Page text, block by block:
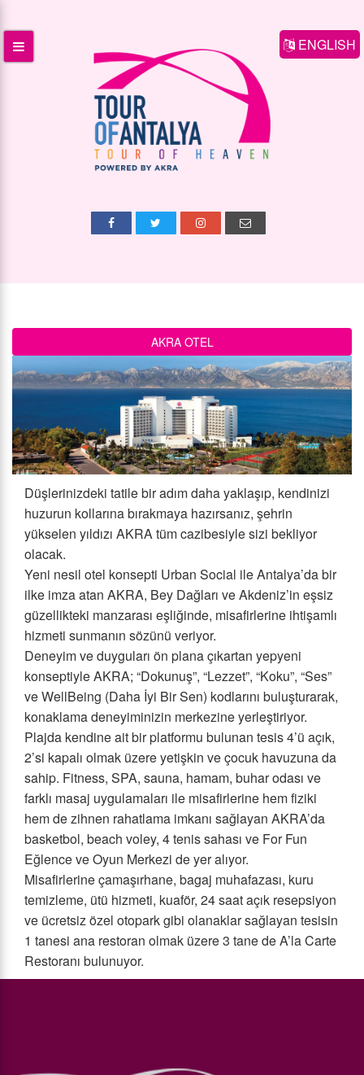
ENGLISH
AKRA OTEL
Düşlerinizdeki tatile bir adım daha yaklaşıp, kendinizi
huzurun kollarına bırakmaya hazırsanız, şehrin
yükselen yıldızı AKRA tüm cazibesiyle sizi bekliyor
olacak.
Yeni nesil otel konsepti Urban Social ile Antalya’da bir
ilke imza atan AKRA, Bey Dağları ve Akdeniz’in eşsiz
güzellikteki manzarası eşliğinde, misafirlerine ihtişamlı
hizmeti sunmanın sözünü veriyor.
Deneyim ve duyguları ön plana çıkartan yepyeni
konseptiyle AKRA; “Dokunuş”, “Lezzet”, “Koku”, “Ses”
ve WellBeing (Daha İyi Bir Sen) kodlarını buluşturarak,
konaklama deneyiminizin merkezine yerleştiriyor.
Plajda kendine ait bir platformu bulunan tesis 4’ü açık,
2’si kapalı olmak üzere yetişkin ve çocuk havuzuna da
sahip. Fitness, SPA, sauna, hamam, buhar odası ve
farklı masaj uygulamaları ile misafirlerine hem fiziki
hem de zihnen rahatlama imkanı sağlayan AKRA’da
basketbol, beach voley, 4 tenis sahası ve For Fun
Eğlence ve Oyun Merkezi de yer alıyor.
Misafirlerine çamaşırhane, bagaj muhafazası, kuru
temizleme, ütü hizmeti, kuaför, 24 saat açık resepsiyon
ve ücretsiz özel otopark gibi olanaklar sağlayan tesisin
1 tanesi ana restoran olmak üzere 3 tane de A’la Carte
Restoranı bulunuyor.